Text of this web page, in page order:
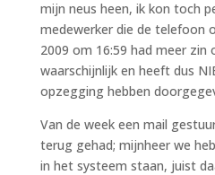
mijn neus heen, ik kon toch
medewerker die de telefoon
2009 om 16:59 had meer zin
waarschijnlijk en heeft dus
opzegging hebben
Van de week een mail
terug gehad; mijnheer we
in het systeem staan, juist